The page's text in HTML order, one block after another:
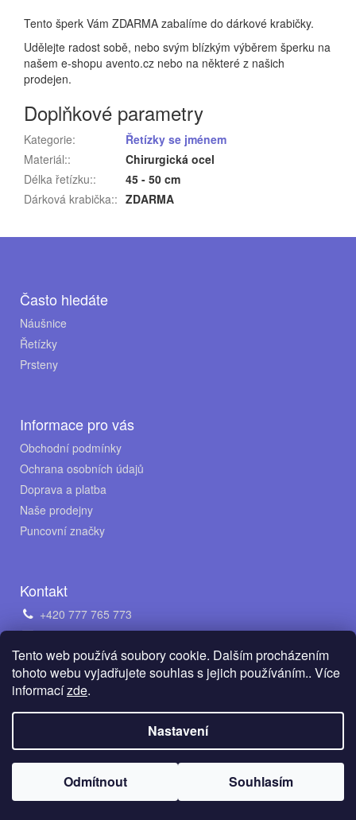
Tento web používá soubory cookie. Dalším procházením
tohoto webu vyjadřujete souhlas s jejich používáním.. Více
informacízde.
Nastavení
Odmítnout Souhlasím
Tento šperk Vám ZDARMA zabalíme do dárkové krabičky.
Udělejte radost sobě, nebo svým blízkým výběrem šperku na
našem e-shopu avento.cz nebo na některé z našich
prodejen.
Doplňkové parametry
Kategorie:
Řetízky se jménem
Materiál::
Chirurgická ocel
Délka řetízku::
45 - 50 cm
Dárková krabička:: ZDARMA
Často hledáte
Náušnice
Řetízky
Prsteny
Informace pro vás
Obchodní podmínky
Ochrana osobních údajů
Doprava a platba
Naše prodejny
Puncovní značky
Kontakt
+420 777 765 773
obchod@avento.cz
Napište nám na WhatsApp
Vytvořil Shoptet
Copyright 2026 AVENTO Jewellery s.r.o.
. Všechna práva